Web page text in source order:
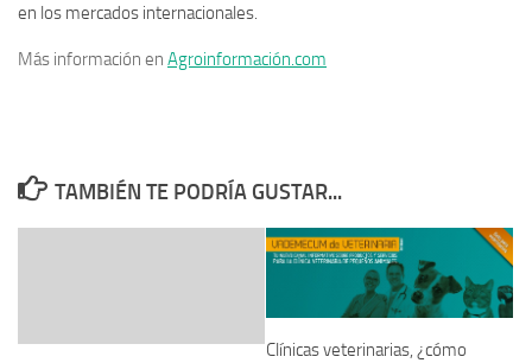
en los mercados internacionales.
Más información en Agroinformación.com
TAMBIÉN TE PODRÍA GUSTAR...
Clínicas veterinarias, ¿cómo